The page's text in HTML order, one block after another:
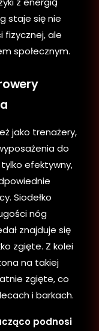
staje się nie
fizycznej, ale
społecznym.
jako trenażery,
do
efektywny,
Siodełko
nóg
znajduje się
zgięte. Z kolei
na takiej
zgięte, co
i barkach.
podnosi